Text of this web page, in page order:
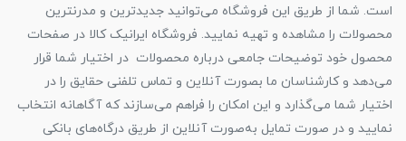
است. شما از طریق این فروشگاه می‌توانید جدیدترین و مدرنترین
محصولات را مشاهده و تهیه نمایید. فروشگاه ایرانیک کالا در صفحات
محصول خود توضیحات جامعی درباره محصولات در اختیار شما قرار
می‌دهد و کارشناسان ما بصورت آنلاین و تماس تلفنی حقایق را در
اختیار شما می‌گذارد و این امکان را فراهم می‌سازند که آگاهانه انتخاب
نمایید و در صورت تمایل به‌صورت آنلاین از طریق درگاه‌های بانکی